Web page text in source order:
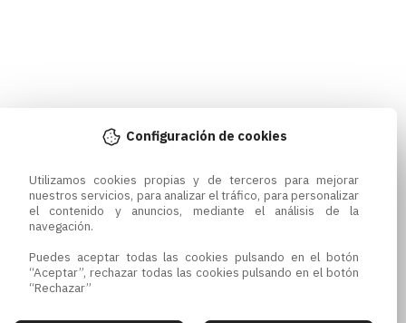
Configuración de cookies
Utilizamos cookies propias y de terceros para mejorar
nuestros servicios, para analizar el tráfico, para personalizar
el contenido y anuncios, mediante el análisis de la
navegación.
Puedes aceptar todas las cookies pulsando en el botón
“Aceptar”, rechazar todas las cookies pulsando en el botón
“Rechazar”